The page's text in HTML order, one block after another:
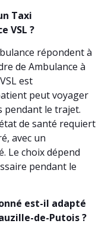
Taxi
VSL ?
répondent à
de Ambulance à
est
peut voyager
pendant le trajet.
de santé requiert
avec un
Le choix dépend
pendant le
est-il adapté
de-Putois ?